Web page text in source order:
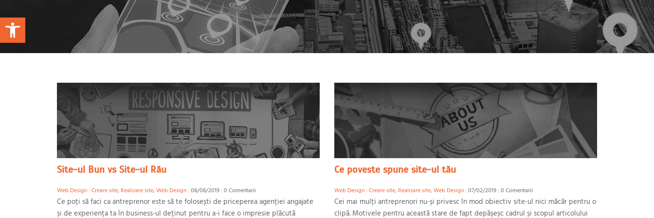
Site-ul Bun vs Site-ul Rău
Web Design : Creare site, Realizare site, Web Design : 08/08/2019 : 0 Comentarii
Ce poți să faci ca antreprenor este să te folosești de priceperea agenției angajate
și de experiența ta în business-ul deținut pentru a-i face o impresie plăcută
Ce poveste spune site-ul tău
Web Design : Creare site, Realizare site, Web Design : 07/02/2019 : 0 Comentarii
Cei mai mulți antreprenori nu-și privesc în mod obiectiv site-ul nici măcăr pentru o
clipă. Motivele pentru această stare de fapt depășeșc cadrul și scopul articolului
Open toolbar